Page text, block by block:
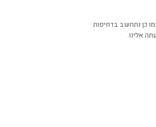
קטנות וכמו כן נתחשב בדחיפות
אלינו.